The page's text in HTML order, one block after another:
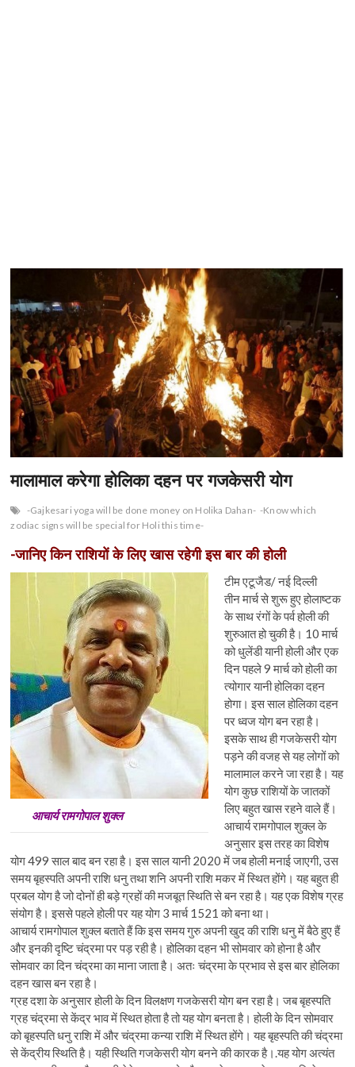
मालामाल करेगा होलिका दहन पर गजकेसरी योग
-Gajkesari yoga will be done money on Holika Dahan- -Know which
zodiac signs will be special for Holi this time-
-जानिए किन राशियों के लिए खास रहेगी इस बार की होली
आचार्य रामगोपाल शुक्ल
टीम एटूजैड/ नई दिल्ली
तीन मार्च से शुरू हुए होलाष्टक
के साथ रंगों के पर्व होली की
शुरुआत हो चुकी है। 10 मार्च
को धुलेंडी यानी होली और एक
दिन पहले 9 मार्च को होली का
त्योगार यानी होलिका दहन
होगा। इस साल होलिका दहन
पर ध्वज योग बन रहा है।
इसके साथ ही गजकेसरी योग
पड़ने की वजह से यह लोगों को
मालामाल करने जा रहा है। यह
योग कुछ राशियों के जातकों
लिए बहुत खास रहने वाले हैं।
आचार्य रामगोपाल शुक्ल के
अनुसार इस तरह का विशेष
योग 499 साल बाद बन रहा है। इस साल यानी 2020 में जब होली मनाई जाएगी, उस
समय बृहस्पति अपनी राशि धनु तथा शनि अपनी राशि मकर में स्थित होंगे। यह बहुत ही
प्रबल योग है जो दोनों ही बड़े ग्रहों की मजबूत स्थिति से बन रहा है। यह एक विशेष ग्रह
संयोग है। इससे पहले होली पर यह योग 3 मार्च 1521 को बना था।
आचार्य रामगोपाल शुक्ल बताते हैं कि इस समय गुरु अपनी खुद की राशि धनु में बैठे हुए हैं
और इनकी दृष्टि चंद्रमा पर पड़ रही है। होलिका दहन भी सोमवार को होना है और
सोमवार का दिन चंद्रमा का माना जाता है। अतः चंद्रमा के प्रभाव से इस बार होलिका
दहन खास बन रहा है।
ग्रह दशा के अनुसार होली के दिन विलक्षण गजकेसरी योग बन रहा है। जब बृहस्पति
ग्रह चंद्रमा से केंद्र भाव में स्थित होता है तो यह योग बनता है। होली के दिन सोमवार
को बृहस्पति धनु राशि में और चंद्रमा कन्या राशि में स्थित होंगे। यह बृहस्पति की चंद्रमा
से केंद्रीय स्थिति है। यही स्थिति गजकेसरी योग बनने की कारक है।.यह योग अत्यंत